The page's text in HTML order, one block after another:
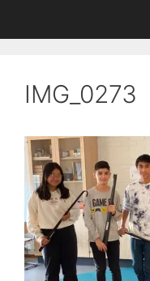
IMG_0273